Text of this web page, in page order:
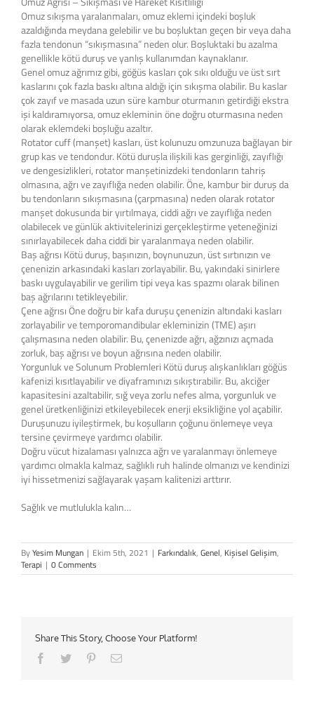
Omuz sıkışma yaralanmaları, omuz eklemi içindeki boşluk
azaldığında meydana gelebilir ve bu boşluktan geçen bir veya daha
fazla tendonun “sıkışmasına” neden olur. Boşluktaki bu azalma
genellikle kötü duruş ve yanlış kullanımdan kaynaklanır.
Genel omuz ağrımız gibi, göğüs kasları çok sıkı olduğu ve üst sırt
kaslarını çok fazla baskı altına aldığı için sıkışma olabilir. Bu kaslar
çok zayıf ve masada uzun süre kambur oturmanın getirdiği ekstra
işi kaldıramıyorsa, omuz ekleminin öne doğru oturmasına neden
olarak eklemdeki boşluğu azaltır.
Rotator cuff (manşet) kasları, üst kolunuzu omzunuza bağlayan bir
grup kas ve tendondur. Kötü duruşla ilişkili kas gerginliği, zayıflığı
ve dengesizlikleri, rotator manşetinizdeki tendonların tahriş
olmasına, ağrı ve zayıflığa neden olabilir. Öne, kambur bir duruş da
bu tendonların sıkışmasına (çarpmasına) neden olarak rotator
manşet dokusunda bir yırtılmaya, ciddi ağrı ve zayıflığa neden
olabilecek ve günlük aktivitelerinizi gerçekleştirme yeteneğinizi
sınırlayabilecek daha ciddi bir yaralanmaya neden olabilir.
Baş ağrısı Kötü duruş, başınızın, boynunuzun, üst sırtınızın ve
çenenizin arkasındaki kasları zorlayabilir. Bu, yakındaki sinirlere
baskı uygulayabilir ve gerilim tipi veya kas spazmı olarak bilinen
baş ağrılarını tetikleyebilir.
Çene ağrısı Öne doğru bir kafa duruşu çenenizin altındaki kasları
zorlayabilir ve temporomandibular ekleminizin (TME) aşırı
çalışmasına neden olabilir. Bu, çenenizde ağrı, ağzınızı açmada
zorluk, baş ağrısı ve boyun ağrısına neden olabilir.
Yorgunluk ve Solunum Problemleri Kötü duruş alışkanlıkları göğüs
kafenizi kısıtlayabilir ve diyaframınızı sıkıştırabilir. Bu, akciğer
kapasitesini azaltabilir, sığ veya zorlu nefes alma, yorgunluk ve
genel üretkenliğinizi etkileyebilecek enerji eksikliğine yol açabilir.
Duruşunuzu iyileştirmek, bu koşulların çoğunu önlemeye veya
tersine çevirmeye yardımcı olabilir.
Doğru vücut hizalaması yalnızca ağrı ve yaralanmayı önlemeye
yardımcı olmakla kalmaz, sağlıklı ruh halinde olmanızı ve kendinizi
iyi hissetmenizi sağlayarak yaşam kalitenizi arttırır.
Sağlık ve mutlulukla kalın…
ByYesim Mungan | Ekim 5th, 2021 | Farkındalık, Genel, Kişisel Gelişim,
Terapi | 0 Comments
Share This Story, Choose Your Platform!
Facebook
Twitter PinterestEmail